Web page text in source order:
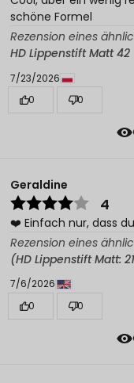
schöne Formel
Rezension eines
HD Lippenstift Matt 42
7/23/2026
0
0
Geraldine
4
❤️ Einfach nur, dass
Rezension eines
(HD Lippenstift Matt:
7/6/2026
0
0